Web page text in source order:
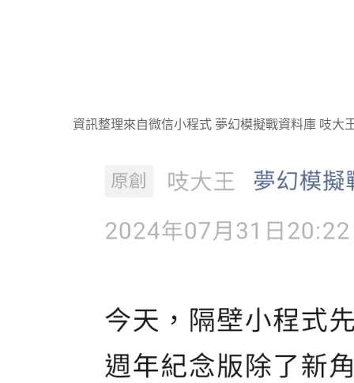
資訊整理來自微信小程式 夢幻模擬戰資料庫 吱大